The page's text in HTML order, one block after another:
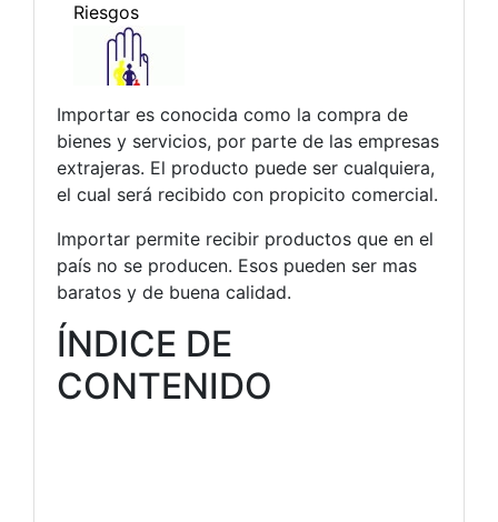
Importar es conocida como la compra de
bienes y servicios, por parte de las empresas
extrajeras. El producto puede ser cualquiera,
el cual será recibido con propicito comercial.
Importar permite recibir productos que en el
país no se producen. Esos pueden ser mas
baratos y de buena calidad.
ÍNDICE DE
CONTENIDO